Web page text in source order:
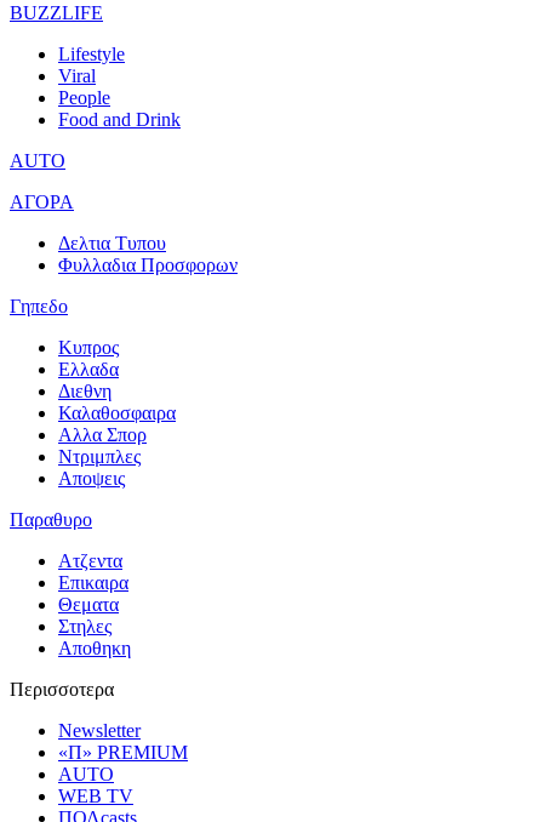
BUZZLIFE
Lifestyle
Viral
People
Food and Drink
AUTO
ΑΓΟΡΑ
Δελτια Τυπου
Φυλλαδια Προσφορων
Γηπεδο
Κυπρος
Ελλαδα
Διεθνη
Καλαθοσφαιρα
Αλλα Σπορ
Ντριμπλες
Αποψεις
Παραθυρο
Ατζεντα
Επικαιρα
Θεματα
Στηλες
Αποθηκη
Περισσοτερα
Newsletter
«Π» PREMIUM
AUTO
WEB TV
ΠΟΛcasts